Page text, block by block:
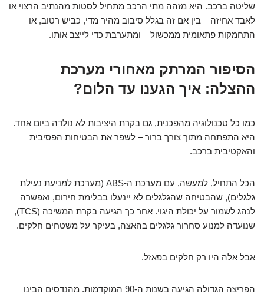
שליטה ברכב. היא מזהה מתי הרכב מתחיל לסטות מהנתיב הרצוי או
לאבד אחיזה – בין אם זה בגלל סיבוב מהיר מדי, כביש רטוב, או
התחמקות פתאומית ממכשול – ומתערבת כדי לייצב אותו.
הסיפור המרתק מאחורי מערכת
ההצלה: איך הגענו עד הלום?
כמו כל טכנולוגיה מהפכנית, גם בקרת היציבות לא נולדה ביום אחד.
היא התפתחה מתוך צורך ברור – לשפר את הבטיחות הפסיבית
והאקטיבית ברכב.
הכל התחיל, למעשה, עם מערכת ה-ABS (מערכת למניעת נעילת
גלגלים), שהבטיחה שהגלגלים לא יינעלו בבלימת חירום, ואפשרה
לנהג לשמור על יכולת היגוי. אחר כך הגיעה בקרת המשיכה (TCS),
שנועדה למנוע סחרור גלגלים בהאצה, בעיקר על משטחים חלקים.
אבל אלה היו רק חלקים בפאזל.
הפריצה הגדולה הגיעה בשנות ה-90 המוקדמות. מהנדסים הבינו